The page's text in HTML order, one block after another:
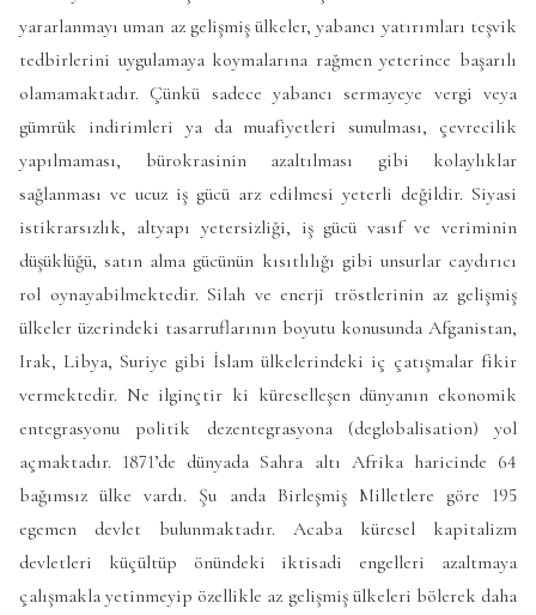
yararlanmayı uman az gelişmiş ülkeler, yabancı yatırımları teşvik
tedbirlerini uygulamaya koymalarına rağmen yeterince başarılı
olamamaktadır. Çünkü sadece yabancı sermayeye vergi veya
gümrük indirimleri ya da muafiyetleri sunulması, çevrecilik
yapılmaması, bürokrasinin azaltılması gibi kolaylıklar
sağlanması ve ucuz iş gücü arz edilmesi yeterli değildir. Siyasi
istikrarsızlık, altyapı yetersizliği, iş gücü vasıf ve veriminin
düşüklüğü, satın alma gücünün kısıtlılığı gibi unsurlar caydırıcı
rol oynayabilmektedir. Silah ve enerji tröstlerinin az gelişmiş
ülkeler üzerindeki tasarruflarının boyutu konusunda Afganistan,
Irak, Libya, Suriye gibi İslam ülkelerindeki iç çatışmalar fikir
vermektedir. Ne ilginçtir ki küreselleşen dünyanın ekonomik
entegrasyonu politik dezentegrasyona (deglobalisation) yol
açmaktadır. 1871’de dünyada Sahra altı Afrika haricinde 64
bağımsız ülke vardı. Şu anda Birleşmiş Milletlere göre 195
egemen devlet bulunmaktadır. Acaba küresel kapitalizm
devletleri küçültüp önündeki iktisadi engelleri azaltmaya
çalışmakla yetinmeyip özellikle az gelişmiş ülkeleri bölerek daha